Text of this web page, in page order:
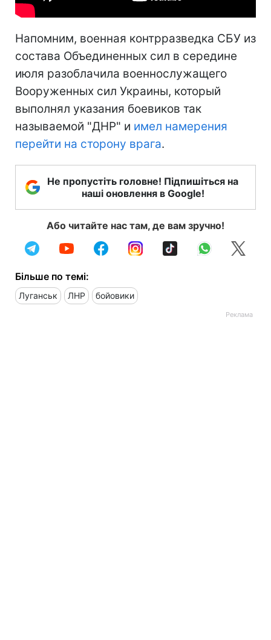
Напомним, военная контрразведка СБУ из
состава Объединенных сил в середине
июля разоблачила военнослужащего
Вооруженных сил Украины, который
выполнял указания боевиков так
называемой "ДНР" и имел намерения
перейти на сторону врага.
Не пропустіть головне! Підпишіться на
наші оновлення в Google!
Або читайте нас там, де вам зручно!
Більше по темі:
Луганськ ЛНР бойовики